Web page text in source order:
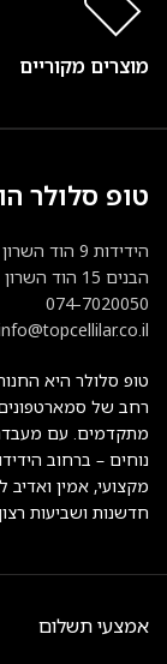
מוצרים מקוריים
טופ סלולר
הידידות 9 הוד השרון
הבנים 15 הוד השרון
074-7020050
טופ סלולר היא
רחב של
מתקדמים. עם
מקצועי, אמין
חדשנות ושביעות
אמצעי תשלום